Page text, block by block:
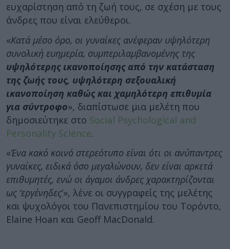
ευχαρίστηση από τη ζωή τους, σε σχέση με τους
άνδρες που είναι ελεύθεροι.
«Κατά μέσο όρο, οι γυναίκες ανέφεραν υψηλότερη
συνολική ευημερία, συμπεριλαμβανομένης της
υψηλότερης ικανοποίησης από την κατάσταση
της ζωής τους, υψηλότερη σεξουαλική
ικανοποίηση καθώς και χαμηλότερη επιθυμία
για σύντροφο», διαπίστωσε μια μελέτη που
δημοσιεύτηκε στο Social Psychological and
Personality Science.
«Ένα κακό κοινό στερεότυπο είναι ότι οι ανύπαντρες
γυναίκες, ειδικά όσο μεγαλώνουν, δεν είναι αρκετά
επιθυμητές, ενώ οι άγαμοι άνδρες χαρακτηρίζονται
ως ‘εργένηδες’», λένε οι συγγραφείς της μελέτης
και ψυχολόγοι του Πανεπιστημίου του Τορόντο,
Elaine Hoan και Geoff MacDonald.